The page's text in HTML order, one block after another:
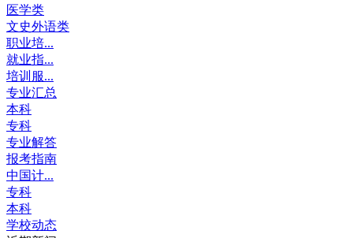
医学类
文史外语类
职业培...
就业指...
培训服...
专业汇总
本科
专科
专业解答
报考指南
中国计...
专科
本科
学校动态